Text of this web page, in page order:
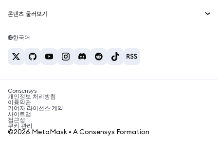
웹3 서비스
고객 지원
채용
테더 가격
USDT를 INR로 환전
BTC를 INR로 환전
ETH를 USDT로 환전
ETH 매수
USDT 매수
SHIB 매수
BNB 매수
콘텐츠 둘러보기
솔라나 지갑
암호화폐 세금 뉴스
암호화폐 매수 방법
비트코인 매도 방법
한국어
Consensys
개인정보 처리방침
이용약관
기여자 라이선스 계약
사이트맵
접근성
쿠키 관리
©2026 MetaMask • A Consensys Formation